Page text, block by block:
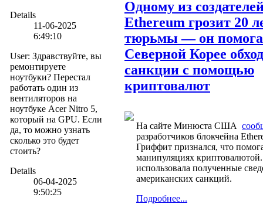
Details
11-06-2025
6:49:10
User: Здравствуйте, вы
ремонтируете
ноутбуки? Перестал
работать один из
вентиляторов на
ноутбуке Acer Nitro 5,
который на GPU. Если
да, то можно узнать
сколько это будет
стоить?
Details
06-04-2025
9:50:25
Одному из
Ethereum грозит 20
тюрьмы — он
Северной Корее
санкции с помощью
криптовалют
На сайте Минюста США
разработчиков блокчейна
Гриффит признался, что
манипуляциях
использовала полученные
американских санкций.
Подробнее...